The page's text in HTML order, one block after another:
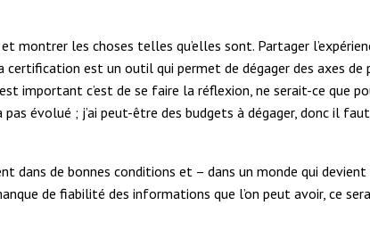
les choses telles qu’elles sont. Partager
certification est un outil qui permet de dégager des axes
important c’est de se faire la réflexion, ne serait-ce que
évolué ; j’ai peut-être des budgets à dégager, donc il
dans de bonnes conditions et – dans un monde qui
de fiabilité des informations que l’on peut avoir, ce